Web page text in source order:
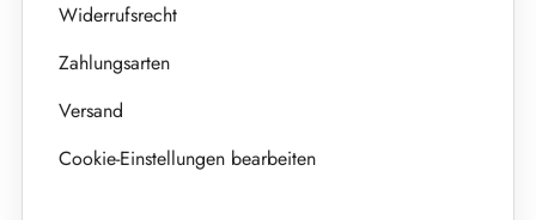
Widerrufsrecht
Zahlungsarten
Versand
Cookie-Einstellungen bearbeiten